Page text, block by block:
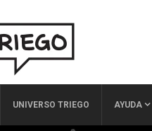
UNIVERSO TRIEGO AYUDA